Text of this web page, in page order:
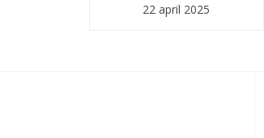
22 april 2025